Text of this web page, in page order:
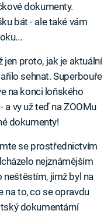
dokumenty.
bát - ale také vám
jen proto, jak je aktuální
sehnat. Superbouře
na konci loňského
vy už teď na ZOOMu
dokumenty!
se prostřednictvím
nejznámějším
jimž byl na
na to, co se opravdu
dokumentární